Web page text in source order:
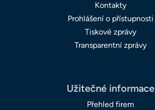
Kontakty
Prohlášení o přístupnosti
Tiskové zprávy
Transparentní zprávy
Užitečné informace
Přehled firem